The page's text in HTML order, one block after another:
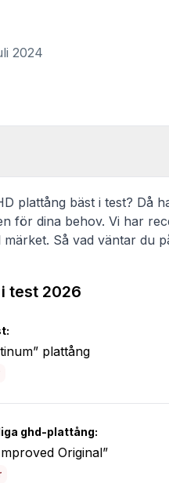
2024
plattång bäst i test? Då
för dina behov. Vi har
märket. Så vad väntar du
test 2026
plattång
ghd-plattång:
Original”